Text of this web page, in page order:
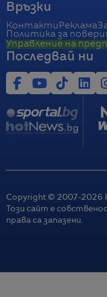
Връзки
Контакти Реклама
Политика за
Управление на
Последвай ни
Copyright © 2007-2026
Този сайт е
права са запазени.